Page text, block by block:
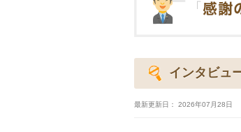
インタビュ
最新更新日： 2026年07月28日